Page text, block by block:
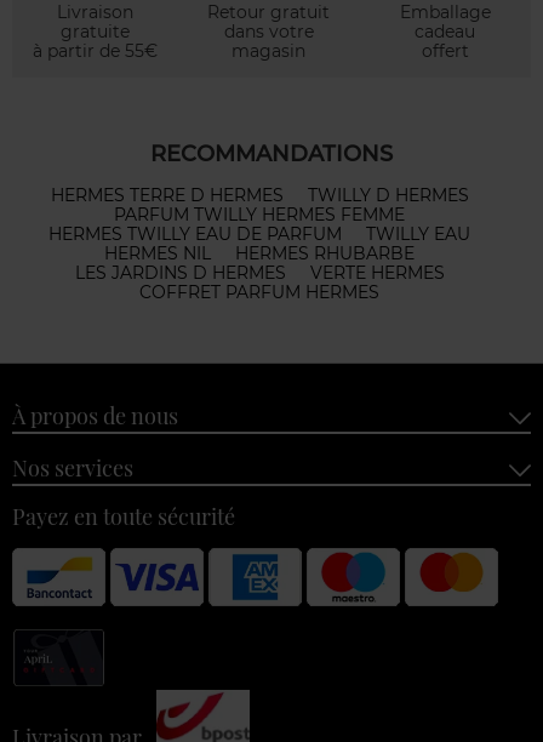
Livraison
gratuite
à partir de 55€
Retour gratuit
dans votre
magasin
Emballage
cadeau
offert
RECOMMANDATIONS
HERMES TERRE D HERMES
TWILLY D HERMES
PARFUM TWILLY HERMES FEMME
HERMES TWILLY EAU DE PARFUM
TWILLY EAU
HERMES NIL
HERMES RHUBARBE
LES JARDINS D HERMES
VERTE HERMES
COFFRET PARFUM HERMES
À propos de nous
Nos services
Payez en toute sécurité